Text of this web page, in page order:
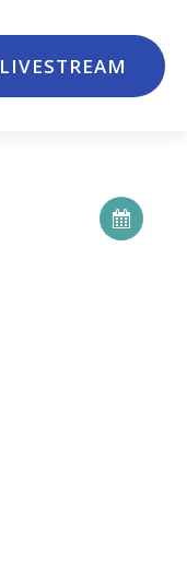
LIVESTREAM